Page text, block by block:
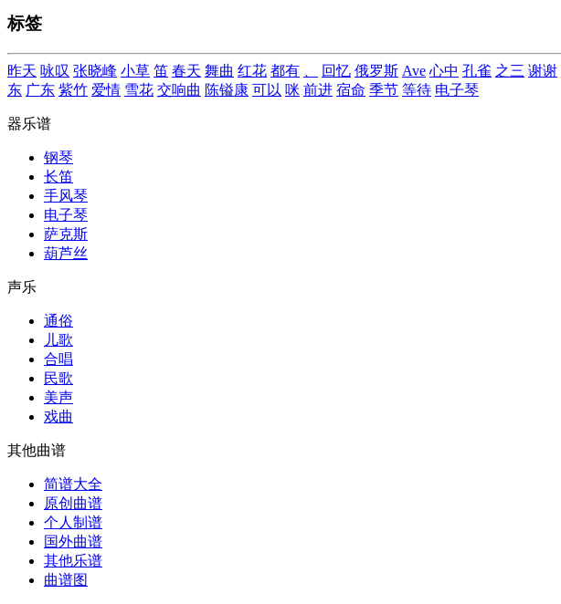
标签
昨天 咏叹 张晓峰 小草 笛 春天 舞曲 红花 都有 回忆 俄罗斯 Ave 心中 孔雀 之三 谢谢
东 广东 紫竹 爱情 雪花 交响曲 陈镒康 可以 咪 前进 宿命 季节 等待 电子琴
器乐谱
钢琴
长笛
手风琴
电子琴
萨克斯
葫芦丝
声乐
通俗
儿歌
合唱
民歌
美声
戏曲
其他曲谱
简谱大全
原创曲谱
个人制谱
国外曲谱
其他乐谱
曲谱图